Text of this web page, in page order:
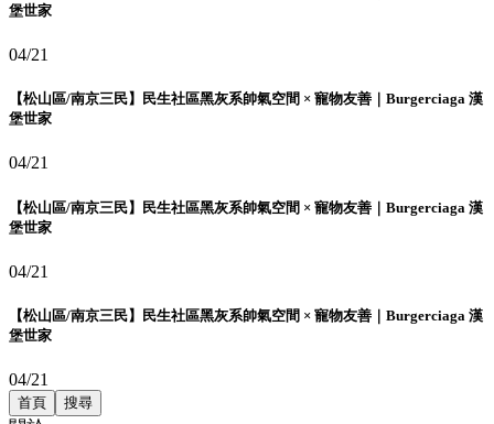
堡世家
04/21
【松山區/南京三民】民生社區黑灰系帥氣空間 × 寵物友善｜Burgerciaga 漢
堡世家
04/21
【松山區/南京三民】民生社區黑灰系帥氣空間 × 寵物友善｜Burgerciaga 漢
堡世家
04/21
【松山區/南京三民】民生社區黑灰系帥氣空間 × 寵物友善｜Burgerciaga 漢
堡世家
04/21
首頁 搜尋